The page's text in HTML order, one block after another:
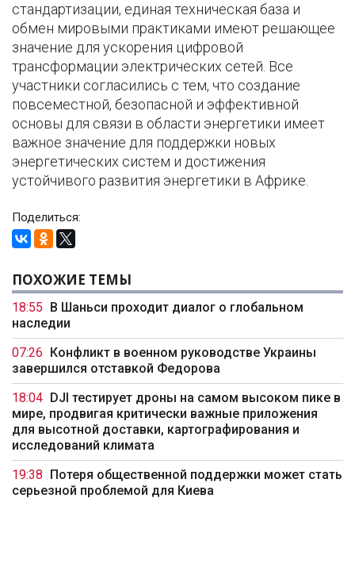
стандартизации, единая техническая база и
обмен мировыми практиками имеют решающее
значение для ускорения цифровой
трансформации электрических сетей. Все
участники согласились с тем, что создание
повсеместной, безопасной и эффективной
основы для связи в области энергетики имеет
важное значение для поддержки новых
энергетических систем и достижения
устойчивого развития энергетики в Африке.
Поделиться:
ПОХОЖИЕ ТЕМЫ
18:55
В Шаньси проходит диалог о глобальном
наследии
07:26
Конфликт в военном руководстве Украины
завершился отставкой Федорова
18:04
DJI тестирует дроны на самом высоком пике в
мире, продвигая критически важные приложения
для высотной доставки, картографирования и
исследований климата
19:38
Потеря общественной поддержки может стать
серьезной проблемой для Киева